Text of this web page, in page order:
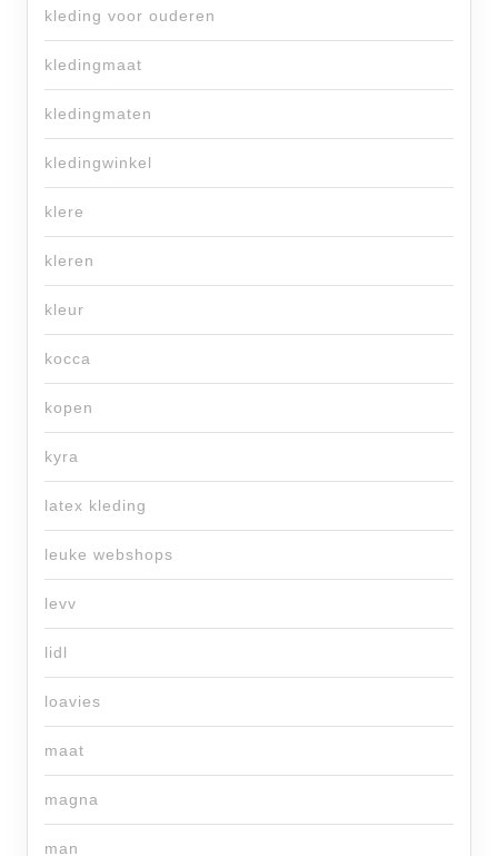
kleding voor ouderen
kledingmaat
kledingmaten
kledingwinkel
klere
kleren
kleur
kocca
kopen
kyra
latex kleding
leuke webshops
levv
lidl
loavies
maat
magna
man